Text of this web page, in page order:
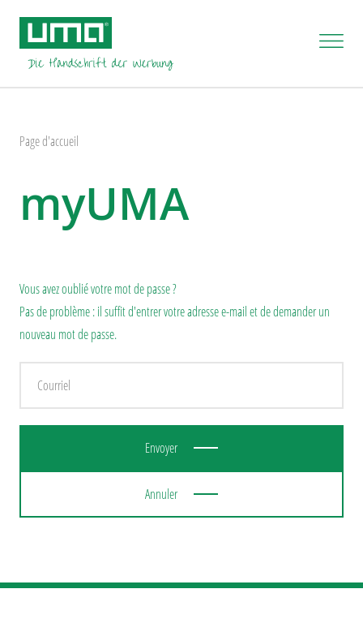
Page d'accueil
myUMA
Vous avez oublié votre mot de passe ?
Pas de problème : il suffit d'entrer votre adresse e-mail et de demander un
nouveau mot de passe.
Envoyer
Annuler